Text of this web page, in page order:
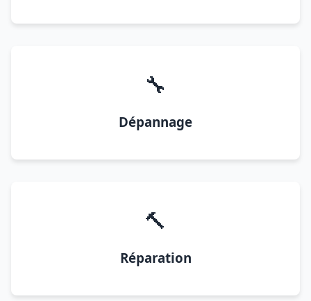
🔧
Dépannage
🔨
Réparation